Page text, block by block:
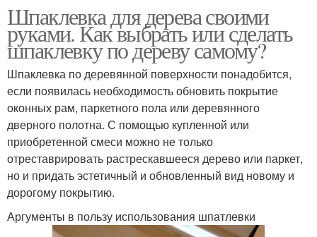
Шпаклевка для дерева своими
руками. Как выбрать или сделать
шпаклевку по дереву самому?
Шпаклевка по деревянной поверхности понадобится,
если появилась необходимость обновить покрытие
оконных рам, паркетного пола или деревянного
дверного полотна. С помощью купленной или
приобретенной смеси можно не только
отреставрировать растрескавшееся дерево или паркет,
но и придать эстетичный и обновленный вид новому и
дорогому покрытию.
Аргументы в пользу использования шпатлевки